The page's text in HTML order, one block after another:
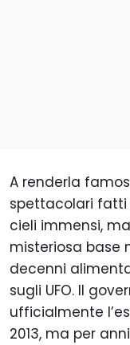
A renderla
spettacolari fatti
cieli immensi,
misteriosa base
decenni
sugli UFO. Il
ufficialmente
2013, ma per